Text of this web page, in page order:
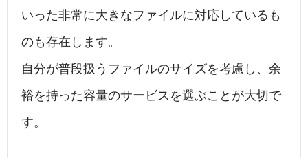
いった非常に大きなファイルに対応しているも
のも存在します。
自分が普段扱うファイルのサイズを考慮し、余
裕を持った容量のサービスを選ぶことが大切で
す。